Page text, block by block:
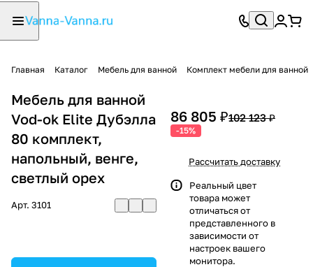
Главная Каталог Мебель для ванной Комплект мебели для ванной
Мебель для ванной
Vod-ok Elite Дубэлла
80 комплект,
напольный, венге,
светлый орех
Арт. 3101
86 805 ₽102 123 ₽
-15%
Рассчитать доставку
Реальный цвет
товара может
отличаться от
представленного в
зависимости от
настроек вашего
монитора.